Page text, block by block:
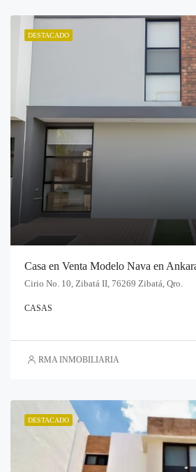
DESTACADO
Cirio No. 10, Zibatá II, 76269 Zibatá, Qro.
CASAS
RMA INMOBILIARIA
DESTACADO